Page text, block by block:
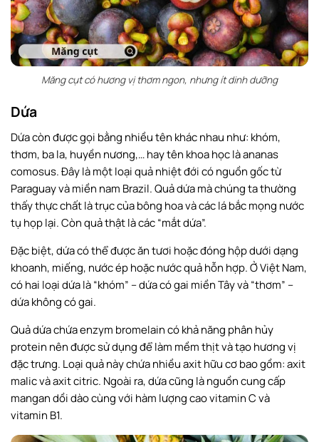
Măng cụt có hương vị thơm ngon, nhưng ít dinh dưỡng
Dứa
Dứa còn được gọi bằng nhiều tên khác nhau như: khóm,
thơm, ba la, huyền nương,… hay tên khoa học là ananas
comosus. Đây là một loại quả nhiệt đới có nguồn gốc từ
Paraguay và miền nam Brazil. Quả dứa mà chúng ta thường
thấy thực chất là trục của bông hoa và các lá bắc mọng nước
tụ họp lại. Còn quả thật là các “mắt dứa”.
Đặc biệt, dứa có thể được ăn tươi hoặc đóng hộp dưới dạng
khoanh, miếng, nước ép hoặc nước quả hỗn hợp. Ở Việt Nam,
có hai loại dứa là “khóm” – dứa có gai miền Tây và “thơm” –
dứa không có gai.
Quả dứa chứa enzym bromelain có khả năng phân hủy
protein nên được sử dụng để làm mềm thịt và tạo hương vị
đặc trưng. Loại quả này chứa nhiều axit hữu cơ bao gồm: axit
malic và axit citric. Ngoài ra, dứa cũng là nguồn cung cấp
mangan dồi dào cùng với hàm lượng cao vitamin C và
vitamin B1.